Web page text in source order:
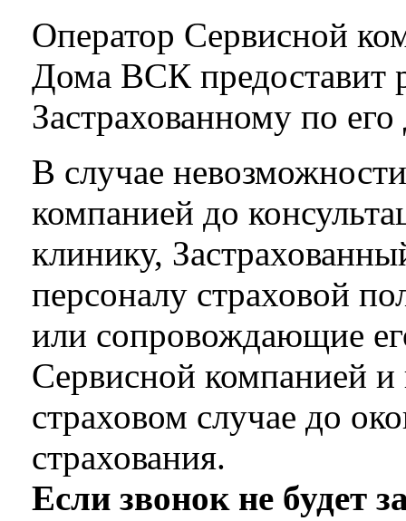
Оператор Сервисной
Дома ВСК предоставит
Застрахованному по
В случае
компанией до
клинику,
персоналу страховой
или сопровождающие
Сервисной компанией
страховом случае до
страхования.
Если звонок не будет